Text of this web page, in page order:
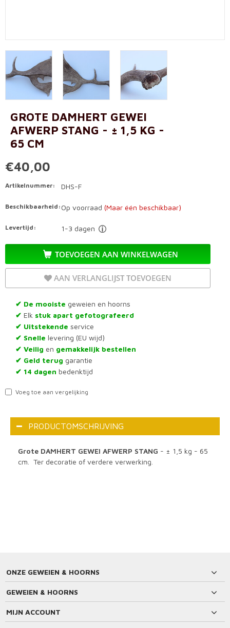
GROTE DAMHERT GEWEI
AFWERP STANG - ± 1,5 KG -
65 CM
€40,00
Artikelnummer: DHS-F
Beschikbaarheid: Op voorraad (Maar één beschikbaar)
Levertijd: 1-3 dagen
TOEVOEGEN AAN WINKELWAGEN
AAN VERLANGLIJST TOEVOEGEN
✔ De mooiste geweien en hoorns
✔ Elk stuk apart gefotografeerd
✔ Uitstekende service
✔ Snelle levering (EU wijd)
✔ Veilig en gemakkelijk bestellen
✔ Geld terug garantie
✔ 14 dagen bedenktijd
Voeg toe aan vergelijking
PRODUCTOMSCHRIJVING
Grote DAMHERT GEWEI AFWERP STANG - ± 1,5 kg - 65
cm. Ter decoratie of verdere verwerking.
ONZE GEWEIEN & HOORNS
GEWEIEN & HOORNS
MIJN ACCOUNT